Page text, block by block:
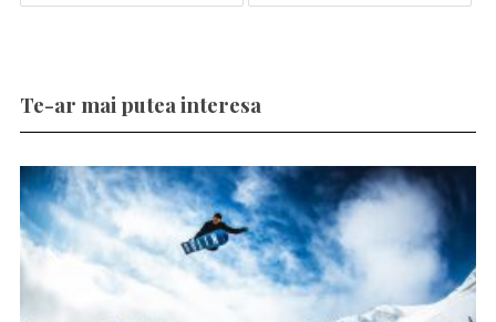
Te-ar mai putea interesa